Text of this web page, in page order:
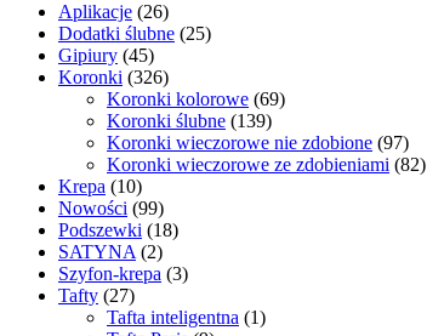
Aplikacje (26)
Dodatki ślubne (25)
Gipiury (45)
Koronki (326)
Koronki kolorowe (69)
Koronki ślubne (139)
Koronki wieczorowe nie zdobione (97)
Koronki wieczorowe ze zdobieniami (82)
Krepa (10)
Nowości (99)
Podszewki (18)
SATYNA (2)
Szyfon-krepa (3)
Tafty (27)
Tafta inteligentna (1)